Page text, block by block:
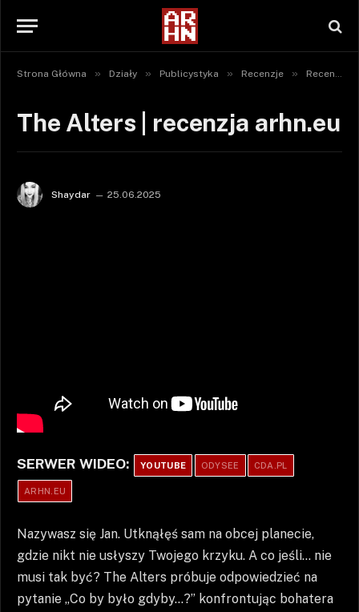
Strona Główna » Działy » Publicystyka » Recenzje » Recenzje gier
The Alters | recenzja arhn.eu
Shaydar 25.06.2025
SERWER WIDEO: YOUTUBE ODYSEE CDA.PL
ARHN.EU
Nazywasz się Jan. Utknąłęś sam na obcej planecie,
gdzie nikt nie usłyszy Twojego krzyku. A co jeśli… nie
musi tak być? The Alters próbuje odpowiedzieć na
pytanie „Co by było gdyby…?” konfrontując bohatera